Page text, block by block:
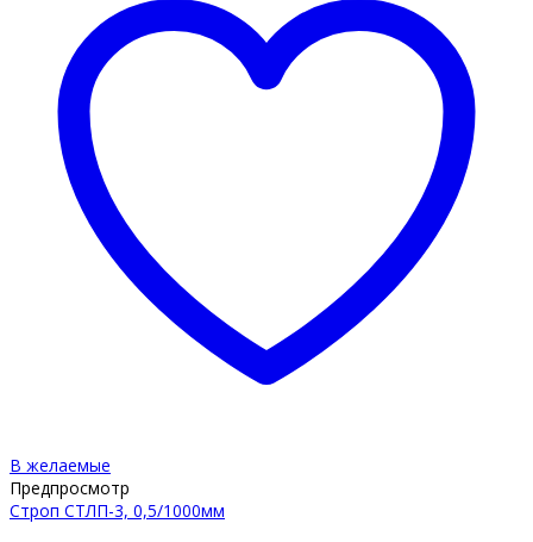
В желаемые
Предпросмотр
Строп СТЛП-3, 0,5/1000мм